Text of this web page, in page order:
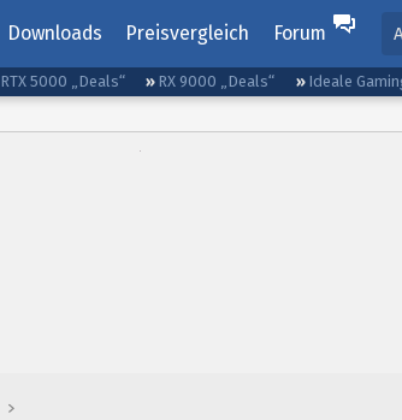
Downloads Preisvergleich Forum
RTX 5000 „Deals“ RX 9000 „Deals“ Ideale